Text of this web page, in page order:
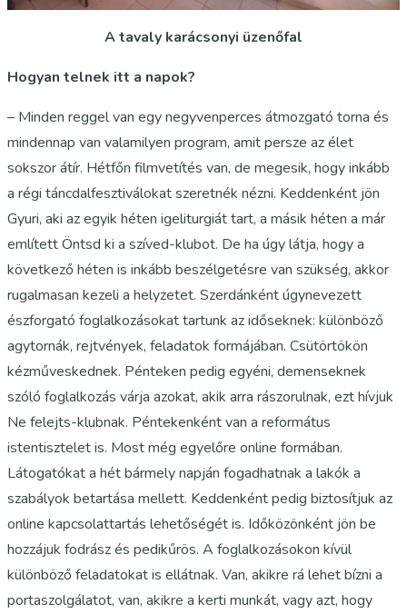
A tavaly karácsonyi üzenőfal
Hogyan telnek itt a napok?
– Minden reggel van egy negyvenperces átmozgató torna és
mindennap van valamilyen program, amit persze az élet
sokszor átír. Hétfőn filmvetítés van, de megesik, hogy inkább
a régi táncdalfesztiválokat szeretnék nézni. Keddenként jön
Gyuri, aki az egyik héten igeliturgiát tart, a másik héten a már
említett Öntsd ki a szíved-klubot. De ha úgy látja, hogy a
következő héten is inkább beszélgetésre van szükség, akkor
rugalmasan kezeli a helyzetet. Szerdánként úgynevezett
észforgató foglalkozásokat tartunk az időseknek: különböző
agytornák, rejtvények, feladatok formájában. Csütörtökön
kézműveskednek. Pénteken pedig egyéni, demenseknek
szóló foglalkozás várja azokat, akik arra rászorulnak, ezt hívjuk
Ne felejts-klubnak. Péntekenként van a református
istentisztelet is. Most még egyelőre online formában.
Látogatókat a hét bármely napján fogadhatnak a lakók a
szabályok betartása mellett. Keddenként pedig biztosítjuk az
online kapcsolattartás lehetőségét is. Időközönként jön be
hozzájuk fodrász és pedikűrös. A foglalkozásokon kívül
különböző feladatokat is ellátnak. Van, akikre rá lehet bízni a
portaszolgálatot, van, akikre a kerti munkát, vagy azt, hogy